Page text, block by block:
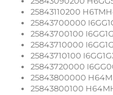
25843110200
25843700000
25843700100
25843710000
25843710100
25843720000
25843800000
25843800100